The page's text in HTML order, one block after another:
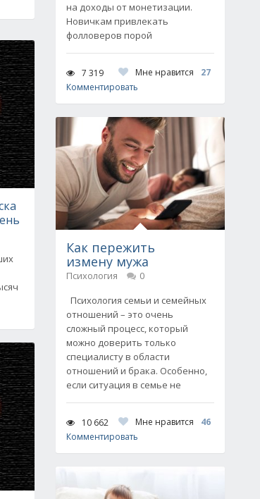
на доходы от монетизации.
Новичкам привлекать
фолловеров порой
7 319 Мне нравится
27
Комментировать
Как пережить
измену мужа
Психология
0
Психология семьи и семейных
отношений – это очень
сложный процесс, который
можно доверить только
специалисту в области
отношений и брака. Особенно,
если ситуация в семье не
10 662 Мне нравится
46
Комментировать